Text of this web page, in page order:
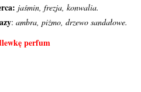
jaśmin, frezja, konwalia.
: ambra, piżmo, drzewo sandałowe.
perfum